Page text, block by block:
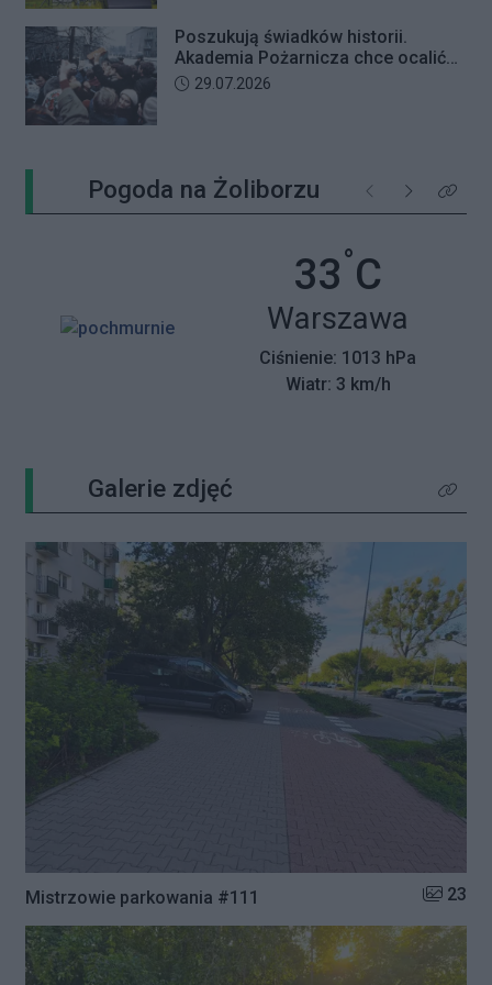
Poszukują świadków historii.
Akademia Pożarnicza chce ocalić
wspomnienia z pamiętnego strajku
Data dodania artykułu:
29.07.2026
Pogoda na Żoliborzu Poprzednie
NastępneKliknij
33°C
Miasto:
Warszawa
Ciśnienie: 1013 hPa
Wiatr: 3 km/h
Galerie zdjęć Kliknij
Mistrzowie parkowania #111 Liczba
23